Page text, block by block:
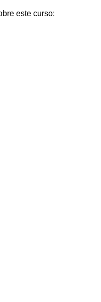
este curso: